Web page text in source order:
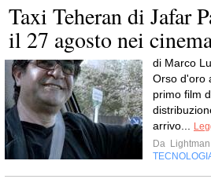
Taxi Teheran di Jafar
il 27 agosto nei
di Marco
Orso d'oro
primo film
arrivo...
Da Lightman